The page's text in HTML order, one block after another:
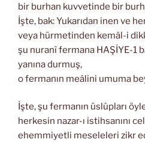
bir burhan kuvvetinde bir
İşte, bak: Yukarıdan inen ve
veya hürmetinden kemâl-i
şu nuranî fermana HAŞİYE-1
yanına durmuş,
o fermanın meâlini umuma
İşte, şu fermanın üslûpları
herkesin nazar-ı istihsanını
ehemmiyetli meseleleri zikr